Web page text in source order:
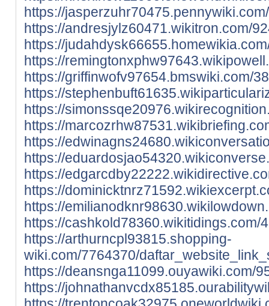
https://
https://andresjylz60471.wikitron.com/
https://
https://
https://griffinwofv97654.bmswiki.com/
https://
https://
https://
https://
https://
https://
https://
https://
https://
https://arthurncpl93815.shopping-
wiki.com/7764370/
https://deansnga11099.ouyawiki.com/
https://